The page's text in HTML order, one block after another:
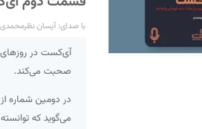
با صدای: آیسان نظرمحمدی
آی‌کست در روزهای
صحبت می‌کند.
در دومین شماره
می‌گوید که